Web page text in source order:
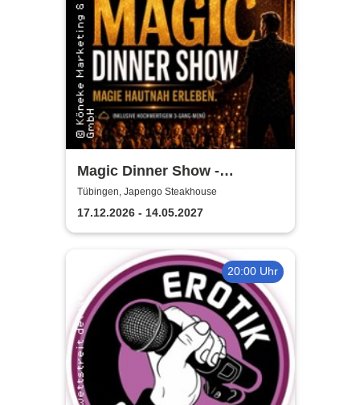
Magic Dinner Show -
Exklusive
Erlebnisgastronomie | Seit 14
Jahren & über 500 Magic
Dinner Shows
Tübingen, Japengo Steakhouse
17.12.2026 - 14.05.2027
20:00 Uhr